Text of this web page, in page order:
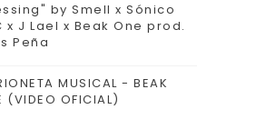
by Smell x Sónico
x J Lael x Beak One prod.
Peña
MUSICAL - BEAK
(VIDEO OFICIAL)